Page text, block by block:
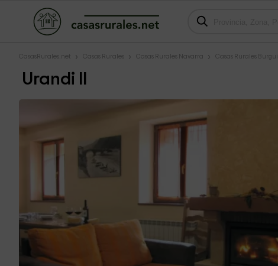
CasasRurales.net Casas Rurales Casas Rurales Navarra Casas Rurales Burgui
Urandi II